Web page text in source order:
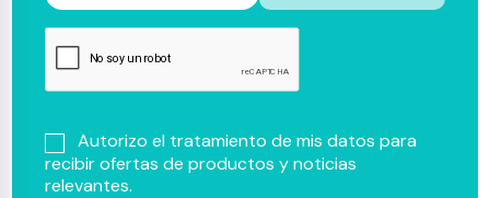
Autorizo el tratamiento de mis datos para
recibir ofertas de productos y noticias
relevantes.